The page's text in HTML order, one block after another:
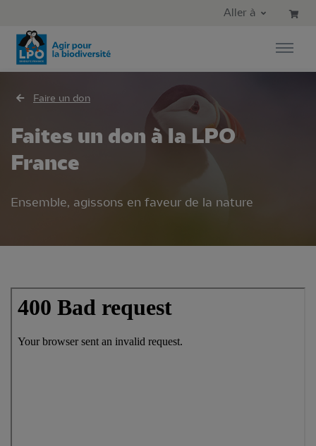
Aller au menu principal
Aller à
Faire un don
Faites un don à la LPO
France
Ensemble, agissons en faveur de la nature